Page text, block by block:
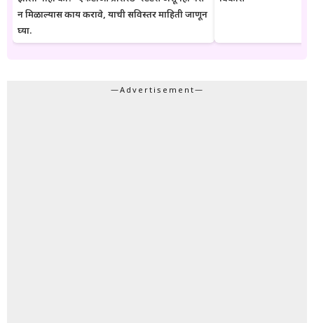
न मिळाल्यास काय करावे, याची सविस्तर माहिती जाणून
घ्या.
—Advertisement—